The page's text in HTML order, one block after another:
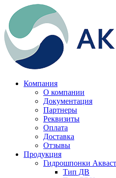
Компания
О компании
Документация
Партнеры
Реквизиты
Оплата
Доставка
Отзывы
Продукция
Гидрошпонки
Тип ДВ